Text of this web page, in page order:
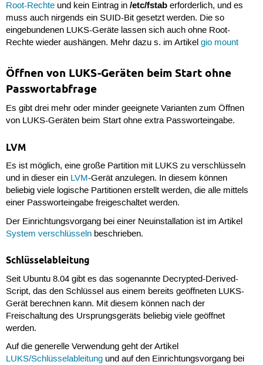
Root-Rechteund kein Eintrag in /etc/fstaberforderlich, und es
muss auch nirgends ein SUID-Bit gesetzt werden. Die so
eingebundenen LUKS-Geräte lassen sich auch ohne Root-
Rechte wieder aushängen. Mehr dazu s. im Artikel gio mount
Öffnen von LUKS-Geräten beim Start ohne
Passwortabfrage
Es gibt drei mehr oder minder geeignete Varianten zum Öffnen
von LUKS-Geräten beim Start ohne extra Passworteingabe.
LVM
Es ist möglich, eine große Partition mit LUKS zu verschlüsseln
und in dieser ein LVM-Gerät anzulegen. In diesem können
beliebig viele logische Partitionen erstellt werden, die alle mittels
einer Passworteingabe freigeschaltet werden.
Der Einrichtungsvorgang bei einer Neuinstallation ist im Artikel
System verschlüsselnbeschrieben.
Schlüsselableitung
Seit Ubuntu 8.04 gibt es das sogenannte Decrypted-Derived-
Script, das den Schlüssel aus einem bereits geöffneten LUKS-
Gerät berechnen kann. Mit diesem können nach der
Freischaltung des Ursprungsgeräts beliebig viele geöffnet
werden.
Auf die generelle Verwendung geht der Artikel
LUKS/Schlüsselableitungund auf den Einrichtungsvorgang bei